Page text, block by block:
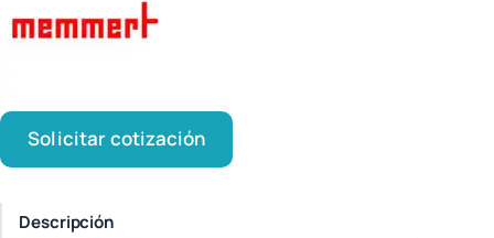
Solicitar cotización
Descripción